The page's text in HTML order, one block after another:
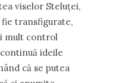
viselor Steluței,
fie transfigurate,
mult control
ideile
că se putea